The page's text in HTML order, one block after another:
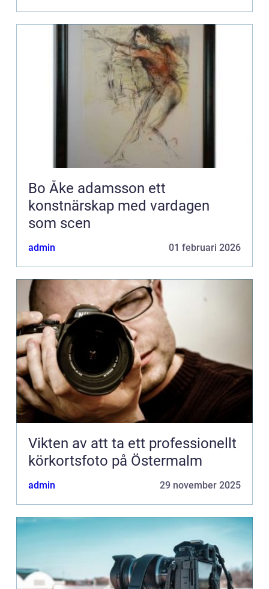
Bo Åke adamsson ett
konstnärskap med vardagen
som scen
admin 01 februari 2026
Vikten av att ta ett professionellt
körkortsfoto på Östermalm
admin 29 november 2025